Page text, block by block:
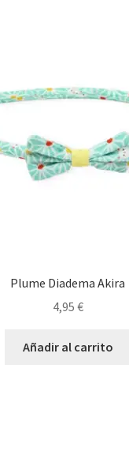
Plume Diadema Akira
4,95 €
Añadir al carrito